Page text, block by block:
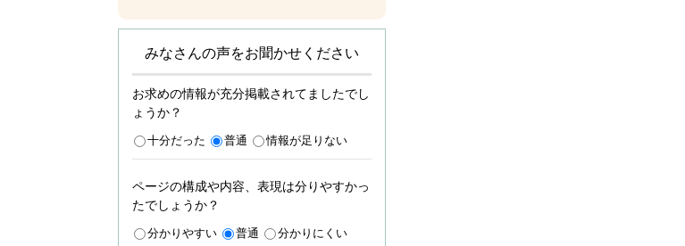
みなさんの声をお聞かせください
お求めの情報が充分掲載されてましたでし
ょうか？
十分だった 普通 情報が足りない
ページの構成や内容、表現は分りやすかっ
たでしょうか？
分かりやすい 普通 分かりにくい